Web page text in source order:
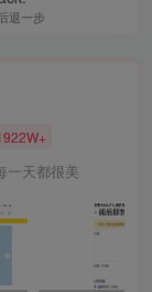
退一步
一天都很美